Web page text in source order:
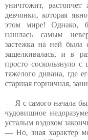
уничтожит,
девчонки, которая
этом мире! Однако,
нашлась самым
застежка на ней была
защелкивалась, и в
просто соскользнуло
тяжелого дивана, где
старшая горничная,
— Я с самого начала
чудовищное
усталым вздохом
— Но, зная характер